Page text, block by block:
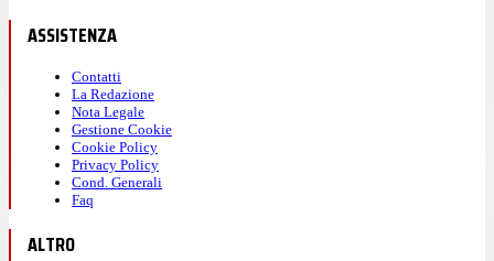
ASSISTENZA
Contatti
La Redazione
Nota Legale
Gestione Cookie
Cookie Policy
Privacy Policy
Cond. Generali
Faq
ALTRO